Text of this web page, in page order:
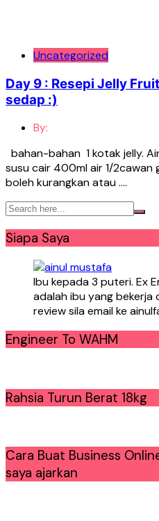
Uncategorized
Day 9 : Resepi Jelly
sedap :)
By:
bahan-bahan 1 kotak jelly.
susu cair 400ml air 1/2cawan
boleh kurangkan atau ….
Siapa Saya
Ibu kepada 3 puteri. Ex
adalah ibu yang bekerja
review sila email ke
Engineer To WAHM
Rahsia Turun Berat 18kg
Cara Buat Business
saya ajarkan